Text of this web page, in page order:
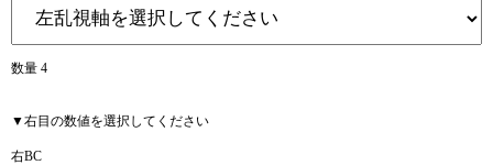
数量 4
▼右目の数値を選択してください
右BC